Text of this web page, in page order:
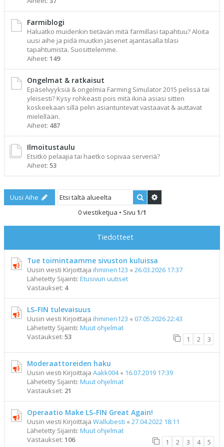
Farmiblogi
Haluatko muidenkin tietävän mitä farmillasi tapahtuu? Aloita
uusi aihe ja pidä muutkin jäsenet ajantasalla tilasi
tapahtumista. Suosittelemme.
Aiheet: 149
Ongelmat & ratkaisut
Epäselvyyksiä & ongelmia Farming Simulator 2015 pelissä tai
yleisesti? Kysy rohkeasti pois mitä ikinä asiasi sitten
koskeekaan sillä pelin asiantuntevat vastaavat & auttavat
mielellään.
Aiheet: 487
Ilmoitustaulu
Etsitkö pelaajia tai haetko sopivaa serveriä?
Aiheet: 53
Uusi Aihe Etsi
0 viestiketjua • Sivu 1/1
Tiedotteet
Tue toimintaamme sivuston kuluissa
Uusin viesti Kirjoittaja ihminen123 « 26.03.2026 17:37
Lähetetty Sijainti: Etusivun uutiset
Vastaukset: 4
LS-FIN tulevaisuus
Uusin viesti Kirjoittaja ihminen123 « 07.05.2026 22:43
Lähetetty Sijainti: Muut ohjelmat
Vastaukset: 53 1 2 3
Moderaattoreiden haku
Uusin viesti Kirjoittaja Aakk004« 16.07.2019 17:39
Lähetetty Sijainti: Muut ohjelmat
Vastaukset: 21
Operaatio Make LS-FIN Great Again!
Uusin viesti Kirjoittaja Wallubesti « 27.04.2022 18:11
Lähetetty Sijainti: Muut ohjelmat
Vastaukset: 106 1 2 3 4 5